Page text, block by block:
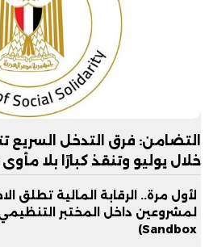
خلال يوليو وتنقذ كبارًا بلا مأوى في 6
لأول مرة.. الرقابة المالية تطلق
Sandbox)